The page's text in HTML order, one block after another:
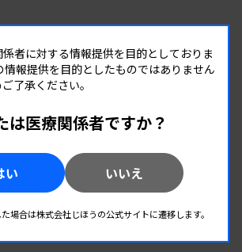
RANKING
人気の記事
療の中で信頼される技師
者に対する情報提供を目的としておりま
情報提供を目的としたものではありません
了承ください。
は医療関係者ですか？
い いいえ
場合は株式会社じほうの公式サイトに遷移します。